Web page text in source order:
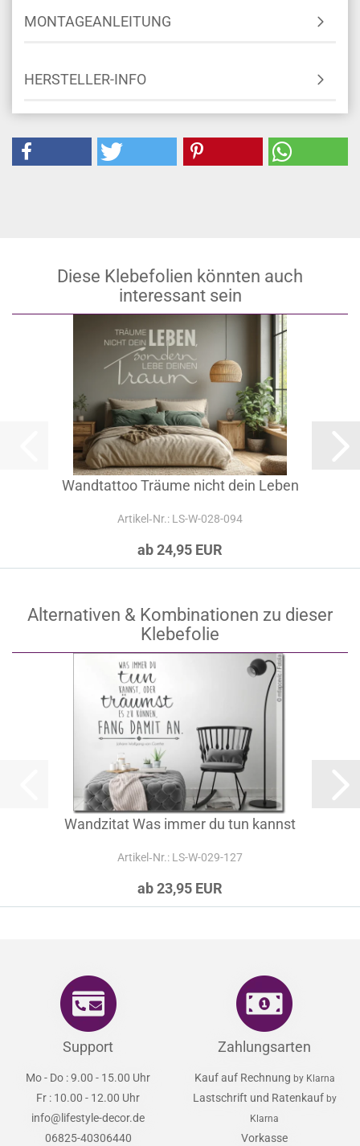
MONTAGEANLEITUNG
HERSTELLER-INFO
Diese Klebefolien könnten auch
interessant sein
Wandtattoo Träume nicht dein Leben
Artikel‑Nr.: LS-W-028-094
ab 24,95 EUR
Alternativen & Kombinationen zu dieser
Klebefolie
Wandzitat Was immer du tun kannst
Artikel‑Nr.: LS-W-029-127
ab 23,95 EUR
Support
Mo - Do : 9.00 - 15.00 Uhr
Fr : 10.00 - 12.00 Uhr
info@lifestyle-decor.de
06825-40306440
Zahlungsarten
Kauf auf Rechnung by Klarna
Lastschrift und Ratenkauf by
Klarna
Vorkasse